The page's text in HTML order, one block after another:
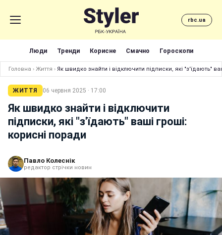
rbc.ua
Люди Тренди Корисне Смачно Гороскопи
Головна › Життя › Як швидко знайти і відключити підписки, які "з'їдають"
ЖИТТЯ 06 червня 2025 · 17:00
Як швидко знайти і відключити
підписки, які "з'їдають" ваші гроші:
корисні поради
Павло Колеснік
редактор стрічки новин